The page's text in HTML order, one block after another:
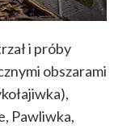
i próby
obszarami
Pawliwka,